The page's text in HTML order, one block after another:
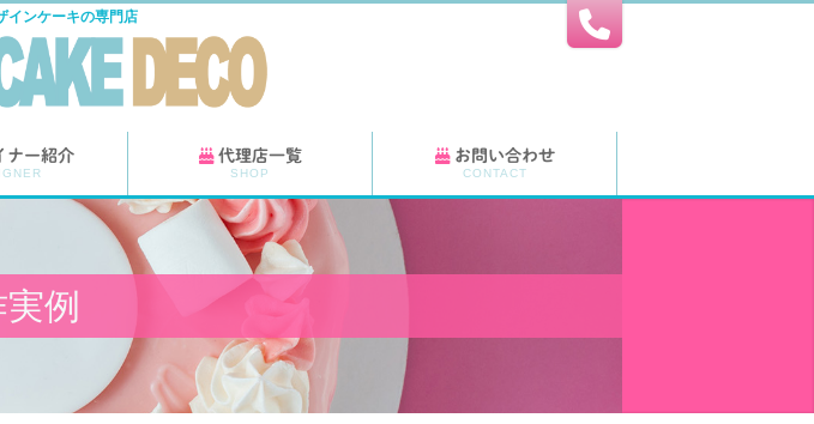
インケーキの専門店
ナー紹介 代理店一覧
SHOP
お問い合わせ
CONTACT
例